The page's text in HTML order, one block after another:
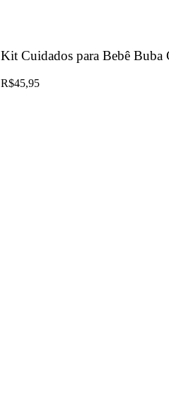
Kit Cuidados para Bebê Buba
R$45,95